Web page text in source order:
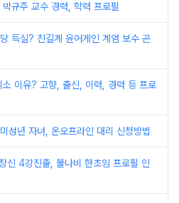
규주 교수 경력, 학력 프로필
득실? 친길계 윤어게인 계엄 보수 곤
소 이유? 고향, 출신, 이력, 경력 등 프로
성년 자녀, 온오프라인 대리 신청방법
신 4강진출, 불나비 한초임 프로필 인